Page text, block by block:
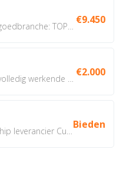
€9.450
€2.000
Bieden